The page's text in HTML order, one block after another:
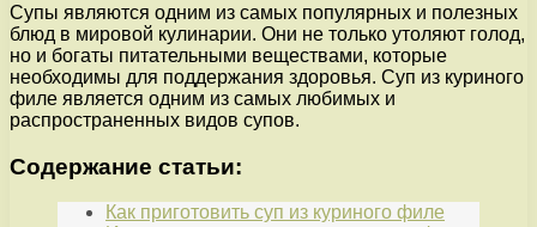
Супы являются одним из самых популярных и полезных
блюд в мировой кулинарии. Они не только утоляют голод,
но и богаты питательными веществами, которые
необходимы для поддержания здоровья. Суп из куриного
филе является одним из самых любимых и
распространенных видов супов.
Содержание статьи:
Как приготовить суп из куриного филе